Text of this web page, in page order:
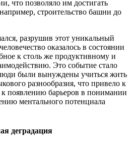
что позволяло им достигать
строительство башни до
разрушив этот уникальный
оказалось в состоянии
к столь же продуктивному и
Это событие стало
были вынуждены учиться жить
разнообразия, что привело к
появлению барьеров в понимании
ментального потенциала
деградация